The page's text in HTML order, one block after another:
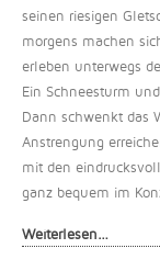
seinen riesigen
morgens machen
erleben unterwegs
Ein Schneesturm
Dann schwenkt das
Anstrengung
mit den
ganz bequem im
Weiterlesen…